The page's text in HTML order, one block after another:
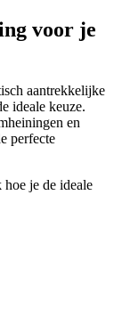
voor je
aantrekkelijke
ideale keuze.
en
perfecte
je de ideale